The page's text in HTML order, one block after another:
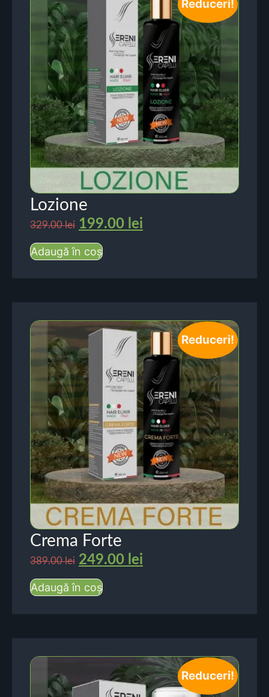
Reduceri!
Lozione
329.00lei 199.00 lei
Adaugă în coș
Reduceri!
Crema Forte
389.00lei 249.00 lei
Adaugă în coș
Reduceri!